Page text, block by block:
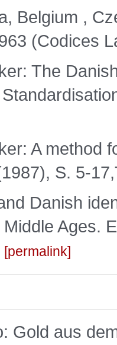
Belgium ,
(Codices
The
A method
S. 5-
Danish
Ages.
permalink
Gold aus